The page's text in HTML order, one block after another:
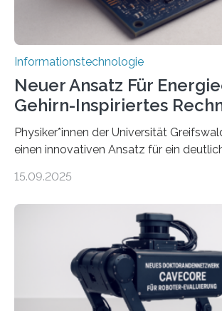
Informationstechnologie
Neuer Ansatz Für
Gehirn-Inspiriertes
Physiker*innen der Universität
einen innovativen Ansatz für ein
Lösungsweg ist inspiriert vom
stellt die heutige Computertechnik vor
Herausforderungen. Herkömmliche
Prozessoren stoßen an ihre Grenzen:
viel Energie, die Speicher- und
sind voneinander getrennt und die
bremst komplexe Anwendungen aus.
15.09.2025